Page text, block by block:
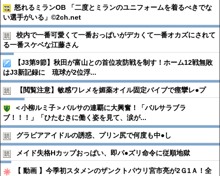
怒れるミランOB 「二度とミランのユニフォームを着るべきでな
い選手がいる」©2ch.net
校内で一番可愛くて一番おっぱいがデカくて一番オカズにされて
る一番スケベな江藤さん
【J3第9節】秋田が富山との首位攻防戦を制す！ホーム12戦無敗
はJ3新記録に 琉球が2位浮...
【閲覧注意】敏感ワレメを媚薬オイル固定バイブで痙攣レ●︎プ
＜小柳ルミ子＞バルサの連覇に大興奮！「バルサラブラ
ブ！！！」「ひたむきに働く姿を見て、涙が...
グラビアアイドルの誘惑、プリン尻で何度も中●︎し
メイド失格Hカップおっぱい、即パ●︎ズリ命令に従順地獄
【 動画 】今季初スタメンのザンクトパウリ宮市亮が2Ｇ1Ａ！全